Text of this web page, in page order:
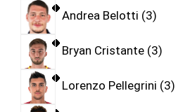
Andrea Belotti 3
Bryan Cristante 3
Lorenzo Pellegrini 3